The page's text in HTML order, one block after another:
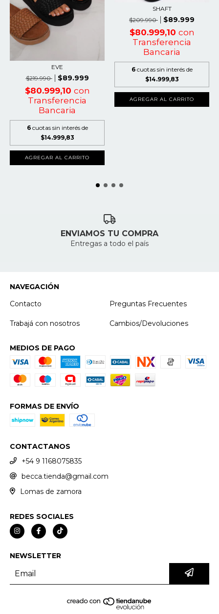
EVE
$219.990
$89.999
$80.999,10 con
Transferencia
Bancaria
6 cuotas sin interés de
$14.999,83
AGREGAR AL CARRITO
SHAFT
$209.990
$89.999
$80.999,10 con
Transferencia
Bancaria
6 cuotas sin interés de
$14.999,83
AGREGAR AL CARRITO
ENVIAMOS TU COMPRA
Entregas a todo el país
NAVEGACIÓN
Contacto
Preguntas Frecuentes
Trabajá con nosotros Cambios/Devoluciones
MEDIOS DE PAGO
FORMAS DE ENVÍO
CONTACTANOS
+54 9 1168075835
becca.tienda@gmail.com
Lomas de zamora
REDES SOCIALES
NEWSLETTER